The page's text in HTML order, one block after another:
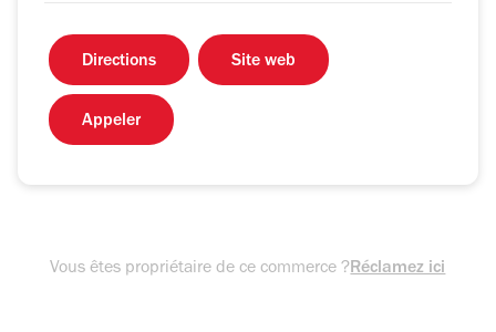
Directions Site web
Appeler
Vous êtes propriétaire de ce commerce ?Réclamez ici